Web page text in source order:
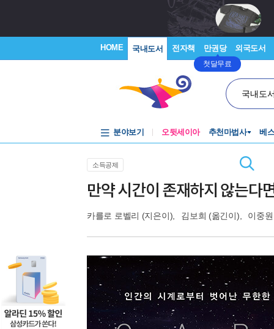
HOME 국내도서 전자책 만권당
첫달무료
외국도서
국내도
분야보기 오뒷세이아 추천마법사 베
소득공제
만약 시간이 존재하지 않는다
카를로 로벨리 (지은이), 김보희 (옮긴이), 이중원